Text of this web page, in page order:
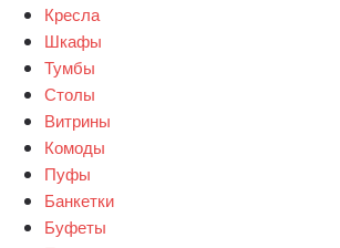
Кресла
Шкафы
Тумбы
Столы
Витрины
Комоды
Пуфы
Банкетки
Буфеты